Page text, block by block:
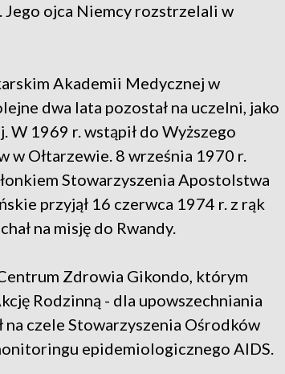
Jego ojca Niemcy rozstrzelali w
Akademii Medycznej w
dwa lata pozostał na uczelni, jako
W 1969 r. wstąpił do Wyższego
w Ołtarzewie. 8 września 1970 r.
Stowarzyszenia Apostolstwa
przyjął 16 czerwca 1974 r. z rąk
na misję do Rwandy.
Zdrowia Gikondo, którym
Rodzinną - dla upowszechniania
czele Stowarzyszenia Ośrodków
epidemiologicznego AIDS.